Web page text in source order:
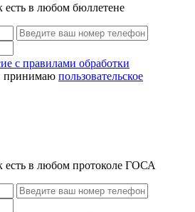
в любом бюллетене
с правилами обработки
принимаю пользовательское
есть в любом протоколе ГОСА